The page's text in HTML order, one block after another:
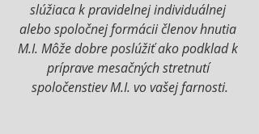
slúžiaca k pravidelnej individuálnej
alebo spoločnej formácii členov hnutia
M.I. Môže dobre poslúžiť ako podklad k
príprave mesačných stretnutí
spoločenstiev M.I. vo vašej farnosti.